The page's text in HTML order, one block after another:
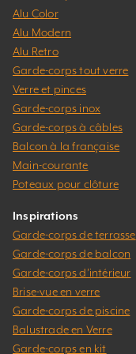
Alu Color
Alu Modern
Alu Retro
Garde-corps tout verre
Verre et pinces
Garde-corps inox
Garde-corps à câbles
Balcon à la française
Main-courante
Poteaux pour clôture
Inspirations
Garde-corps de terrasse
Garde-corps de balcon
Garde-corps d’intérieur
Brise-vue en verre
Garde-corps de piscine
Balustrade en Verre
Garde-corps en kit